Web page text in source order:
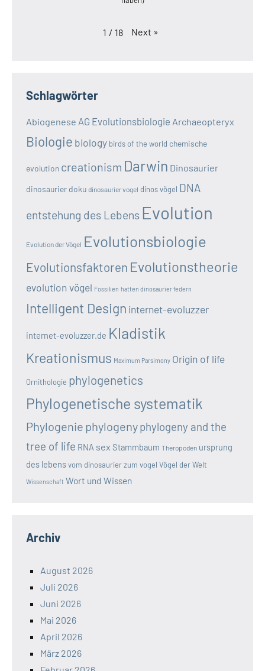
1 / 18 Next »
Schlagwörter
Abiogenese AG Evolutionsbiologie Archaeopteryx
Biologie biology birds of the world chemische
evolution creationism Darwin Dinosaurier
dinosaurier doku dinosaurier vogel dinos vögel DNA
entstehung des Lebens Evolution
Evolution der Vögel Evolutionsbiologie
Evolutionsfaktoren Evolutionstheorie
evolution vögel Fossilien hatten dinosaurier federn
Intelligent Design internet-evoluzzer
internet-evoluzzer.de Kladistik
Kreationismus Maximum Parsimony Origin of life
Ornithologie phylogenetics
Phylogenetische systematik
Phylogenie phylogenyphylogeny and the
tree of life RNA sex Stammbaum Theropoden ursprung
des lebensvom dinosaurier zum vogel Vögel der Welt
Wissenschaft Wort und Wissen
Archiv
August 2026
Juli 2026
Juni 2026
Mai 2026
April 2026
März 2026